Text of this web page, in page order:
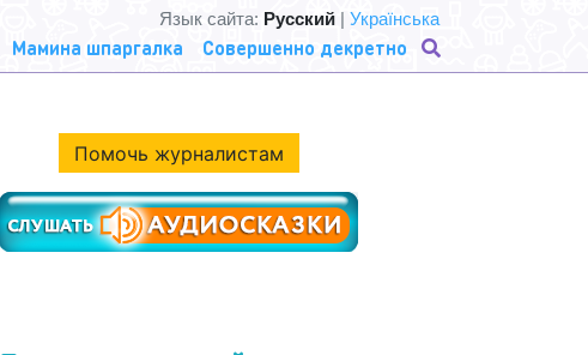
Мамина шпаргалка Совершенно декретно
Язык сайта: Русский | Українська
Помочь журналистам